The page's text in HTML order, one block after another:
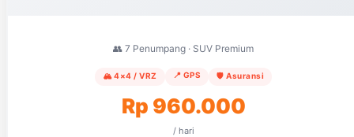
👥 7 Penumpang · SUV Premium
🏔️ 4×4 / VRZ 📍 GPS 🛡️ Asuransi
Rp 960.000
/ hari